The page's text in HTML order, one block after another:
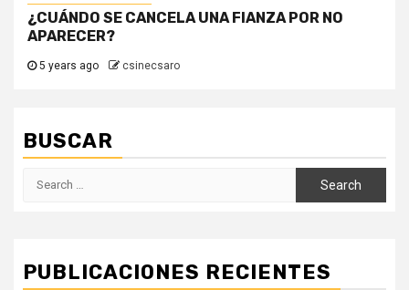
¿CUÁNDO SE CANCELA UNA FIANZA POR NO
APARECER?
5 years ago csinecsaro
BUSCAR
PUBLICACIONES RECIENTES